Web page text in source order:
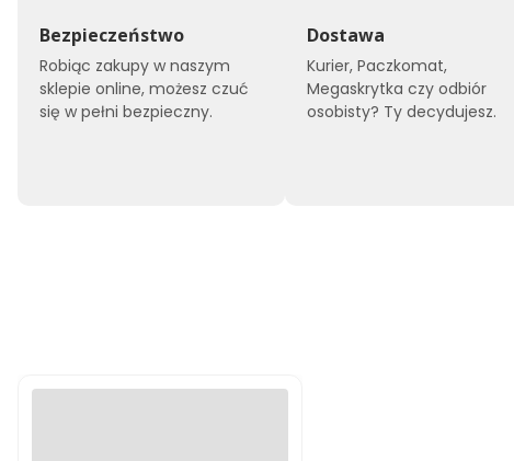
Bezpieczeństwo
Robiąc zakupy w naszym
sklepie online, możesz czuć
się w pełni bezpieczny.
Dostawa
Kurier, Paczkomat,
Megaskrytka czy odbiór
osobisty? Ty decydujesz.